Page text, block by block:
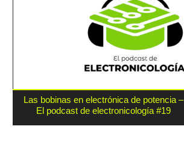
Las bobinas en electrónica de potencia –
El podcast de electronicología #19